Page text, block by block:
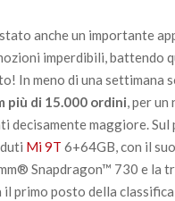
anche un importante
imperdibili, battendo
In meno di una settimana
più di 15.000 ordini, per
decisamente maggiore. Sul
Mi 9T 6+64GB, con il
Snapdragon™ 730 e la
il primo posto della